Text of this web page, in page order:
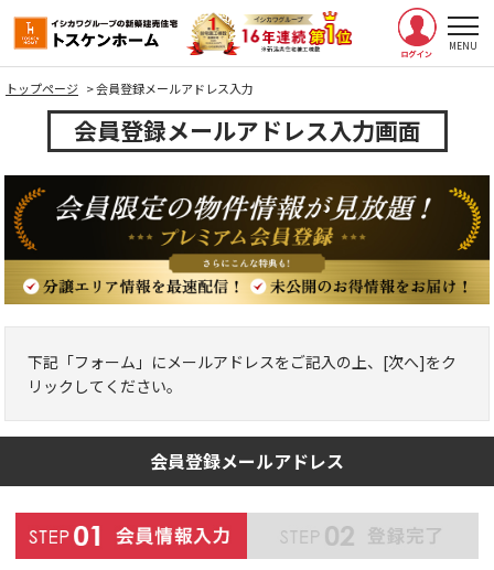
トップページ >会員登録メールアドレス入力
会員登録メールアドレス入力画面
下記「フォーム」にメールアドレスをご記入の上、[次へ]をク
リックしてください。
会員登録メールアドレス